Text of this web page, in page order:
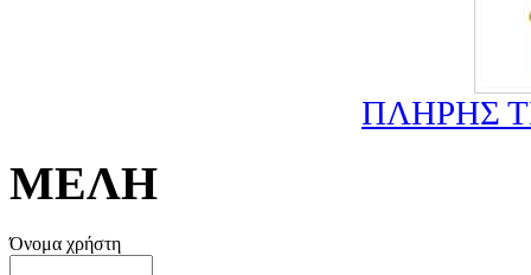
ΠΛΗΡΗΣ
ΜΕΛΗ
Όνομα χρήστη